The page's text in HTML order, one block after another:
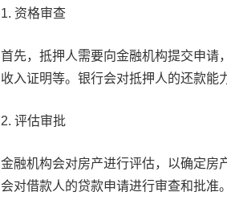
1. 资格审查
首先，抵押人需要向金融机构提交申请
收入证明等。银行会对抵押人的还款能
2. 评估审批
金融机构会对房产进行评估，以确定房
会对借款人的贷款申请进行审查和批准。